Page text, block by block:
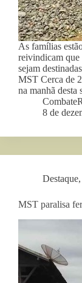
As famílias
reivindicam que
sejam
MST Cerca de
na manhã
8 de
Destaque,
MST paralisa